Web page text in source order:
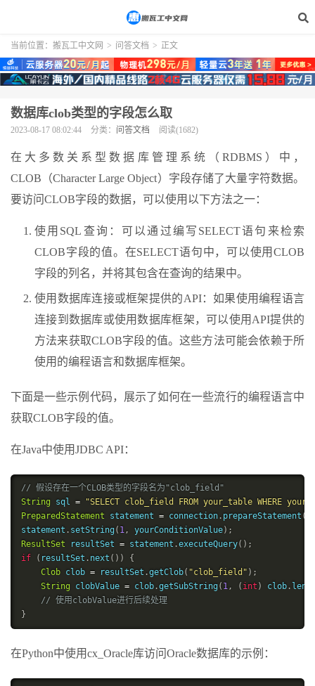
当前位置： 搬瓦工中文网 > 问答文档 > 正文
数据库clob类型的字段怎么取
2023-08-17 08:02:44 分类： 问答文档 阅读(1682)
在大多数关系型数据库管理系统（RDBMS）中，
CLOB（Character Large Object）字段存储了大量字符数据。
要访问CLOB字段的数据，可以使用以下方法之一：
使用SQL查询：可以通过编写SELECT语句来检索
CLOB字段的值。在SELECT语句中，可以使用CLOB
字段的列名，并将其包含在查询的结果中。
使用数据库连接或框架提供的API：如果使用编程语言
连接到数据库或使用数据库框架，可以使用API提供的
方法来获取CLOB字段的值。这些方法可能会依赖于所
使用的编程语言和数据库框架。
下面是一些示例代码，展示了如何在一些流行的编程语言中
获取CLOB字段的值。
在Java中使用JDBC API：
// 假设存在一个CLOB类型的字段名为"clob_field"
String sql =
"SELECT clob_field FROM your_table WHERE
PreparedStatement statement = connection. prepareStatement (
statement . setString ( 1, yourConditionValue) ;
ResultSet resultSet = statement .executeQuery( ) ;
if
( resultSet . next ( ) )
{
Clob clob = resultSet .getClob( "clob_field" ) ;
String clobValue = clob.getSubString ( 1, ( int ) clob.
// 使用clobValue进行后续处理
}
在Python中使用cx_Oracle库访问Oracle数据库的示例：